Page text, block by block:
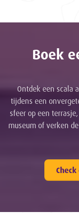
Boek
Ontdek een scala
tijdens een
sfeer op een
museum of verken